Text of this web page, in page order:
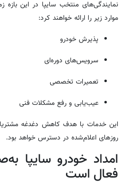
نمایندگی‌های منتخب سایپا در این
موارد زیر را ارائه خواهند کرد:
پذیرش خودرو
سرویس‌های دوره‌ای
تعمیرات تخصصی
عیب‌یابی و رفع مشکلات فنی
این خدمات با هدف کاهش دغدغه
روزهای اعلام‌شده در دسترس خواهد بود.
امداد خودرو سایپا
فعال است